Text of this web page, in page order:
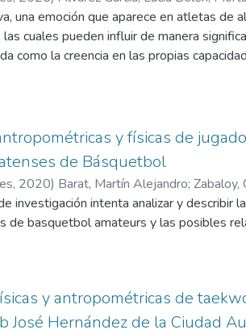
de Autoestima
una encuesta creada por google
una relación negativa débil entre la
presentan niveles menores de
una emoción que aparece en atletas de
cuales pueden influir de manera
como la creencia en las propias
efectos negativos de la ansiedad y
en estas variables en función del
correlacional y transversal, con
Buenos Aires (CABA), cuyo rango etario
instrumentos validados para medir la
Los resultados muestran una
positiva entre la autoconfianza y
deportiva entre hombres y mujeres.
al desarrollo de estrategias
y físicas de
de Básquetbol
, 2020) Barat, Martín Alejandro; Zabaloy,
investigación intenta analizar y describir
de basquetbol amateurs y las posibles
y antropométricas de
José Hernández de la Ciudad